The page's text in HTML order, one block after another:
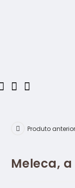
Produto anterior
Meleca,